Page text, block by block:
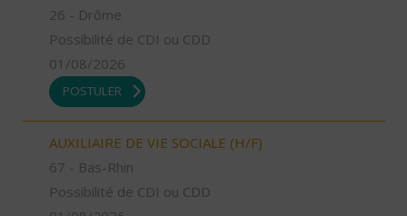
26 - Drôme
Possibilité de CDI ou CDD
01/08/2026
POSTULER
AUXILIAIRE DE VIE SOCIALE (H/F)
67 - Bas-Rhin
Possibilité de CDI ou CDD